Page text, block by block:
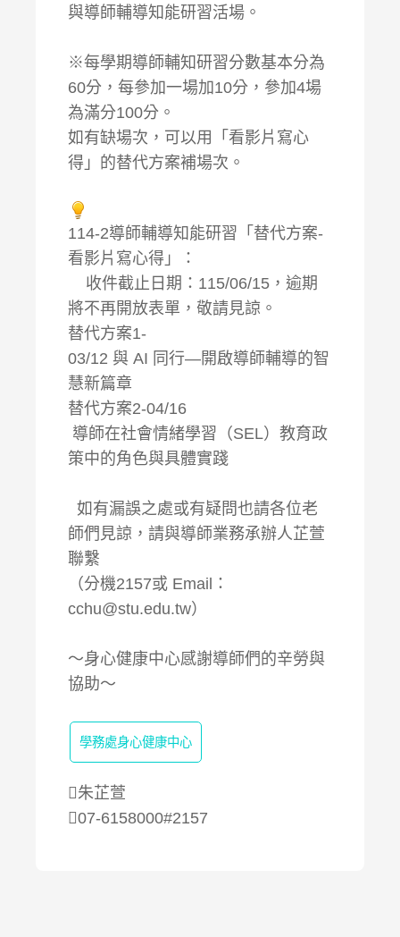
與導師輔導知能研習活場。
※每學期導師輔知研習分數基本分為
60分，每參加一場加10分，參加4場
為滿分100分。
如有缺場次，可以用「看影片寫心
得」的替代方案補場次。
114-2導師輔導知能研習「替代方案-
看影片寫心得」：
收件截止日期：115/06/15，逾期
將不再開放表單，敬請見諒。
替代方案1-
03/12 與 AI 同行—開啟導師輔導的智
慧新篇章
替代方案2-04/16
導師在社會情緒學習（SEL）教育政
策中的角色與具體實踐
如有漏誤之處或有疑問也請各位老
師們見諒，請與導師業務承辦人芷萱
聯繫
（分機2157或 Email：
cchu@stu.edu.tw）
～身心健康中心感謝導師們的辛勞與
協助～
學務處身心健康中心
朱芷萱
07-6158000#2157